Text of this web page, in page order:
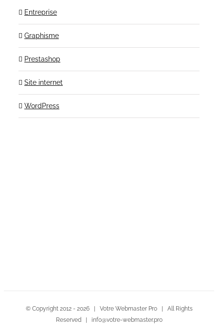
Entreprise
Graphisme
Prestashop
Site internet
WordPress
© Copyright 2012 - 2026 | Votre Webmaster Pro | All Rights
Reserved | info@votre-webmaster.pro